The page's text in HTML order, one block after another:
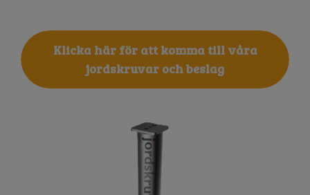
Klicka här för att komma till våra
jordskruvar och beslag